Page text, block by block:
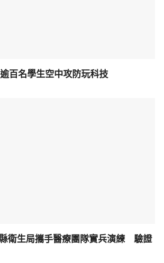
百名學生空中攻防玩科技
衛生局攜手醫療團隊實兵演練 驗證